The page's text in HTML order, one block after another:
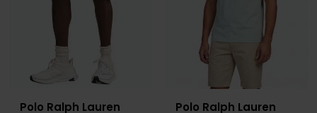
Polo Ralph Lauren Polo Ralph Lauren